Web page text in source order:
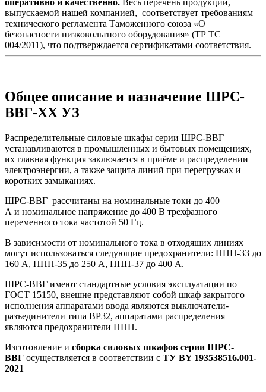
выпускаемой нашей компанией, соответствует требованиям
технического регламента Таможенного союза «О
безопасности низковольтного оборудования» (ТР ТС
004/2011), что подтверждается сертификатами соответствия.
Общее описание и назначение ШРС-
ВВГ-ХХ УЗ
Распределительные силовые шкафы серии ШРС-ВВГ
устанавливаются в промышленных и бытовых помещениях,
их главная функция заключается в приёме и распределении
электроэнергии, а также защита линий при перегрузках и
коротких замыканиях.
ШРС-ВВГ рассчитаны на номинальные токи до 400
А и номинальное напряжение до 400 В трехфазного
переменного тока частотой 50 Гц.
В зависимости от номинального тока в отходящих линиях
могут использоваться следующие предохранители: ППН-33 до
160 А, ППН-35 до 250 А, ППН-37 до 400 А.
ШРС-ВВГ имеют стандартные условия эксплуатации по
ГОСТ 15150, внешне представляют собой шкаф закрытого
исполнения аппаратами ввода являются выключатели-
разъединители типа ВР32, аппаратами распределения
являются предохранители ППН.
Изготовление и сборка силовых шкафов серии ШРС-
ВВГ осуществляется в соответствии с ТУ BY 193538516.001-
2021